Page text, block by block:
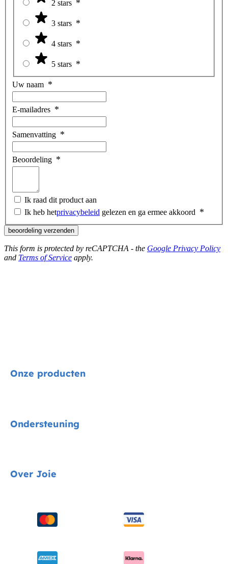
2 stars
3 stars
4 stars
5 stars
Uw naam
E-mailadres
Samenvatting
Beoordeling
Ik raad dit product aan
Ik heb hetprivacybeleid gelezen en ga ermee akkoord
beoordeling verzenden
This form is protected by reCAPTCHA - the Google Privacy Policy
and Terms of Service apply.
Onze producten
Kinderstoelen
Wiegen & ledikanten
Ondersteuning
Productondersteuning
Compatibele producten
Over Joie
Over ons
Onderscheidingen